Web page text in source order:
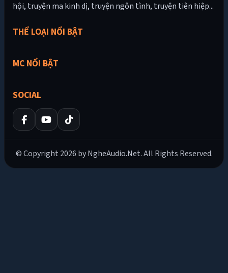
hội, truyện ma kinh dị, truyện ngôn tình, truyện tiên hiệp...
THỂ LOẠI NỔI BẬT
MC NỔI BẬT
SOCIAL
© Copyright 2026 by NgheAudio.Net. All Rights Reserved.